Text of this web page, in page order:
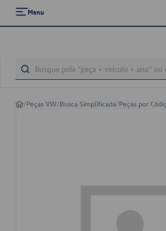
Menu
/Peças VW/Busca Simplificada/Peças por